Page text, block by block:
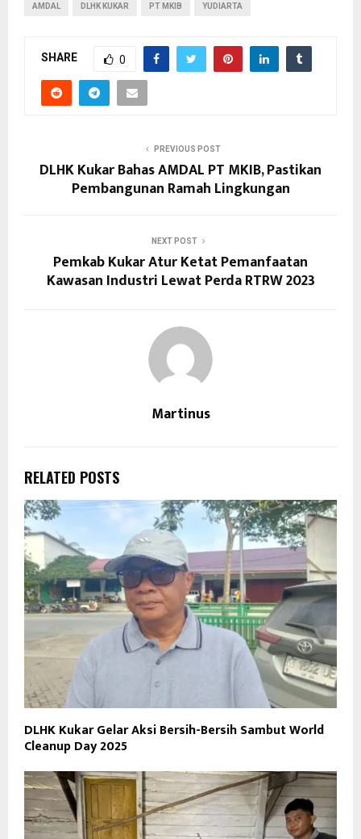
AMDAL DLHK KUKAR PT MKIB YUDIARTA
SHARE 0
PREVIOUS POST
DLHK Kukar Bahas AMDAL PT MKIB, Pastikan
Pembangunan Ramah Lingkungan
NEXT POST
Pemkab Kukar Atur Ketat Pemanfaatan
Kawasan Industri Lewat Perda RTRW 2023
Martinus
RELATED POSTS
DLHK Kukar Gelar Aksi Bersih-Bersih Sambut World
Cleanup Day 2025